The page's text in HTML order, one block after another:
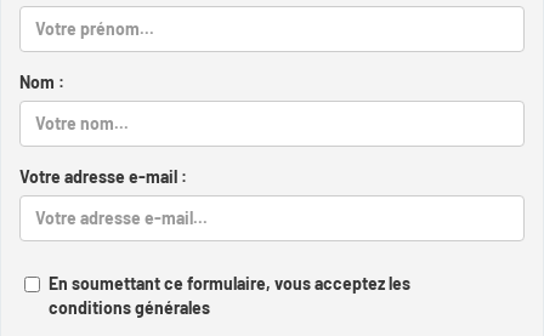
Nom :
Votre adresse e-mail :
En soumettant ce formulaire, vous acceptez les
conditions générales